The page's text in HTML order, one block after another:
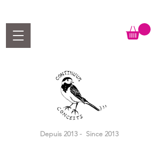
Depuis 2013 - Since 2013